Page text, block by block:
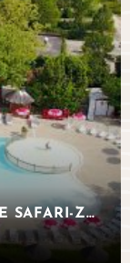
CASTEL LE CAMP DE FLORENCE SAFARI-ZELTE OKZITANIEN